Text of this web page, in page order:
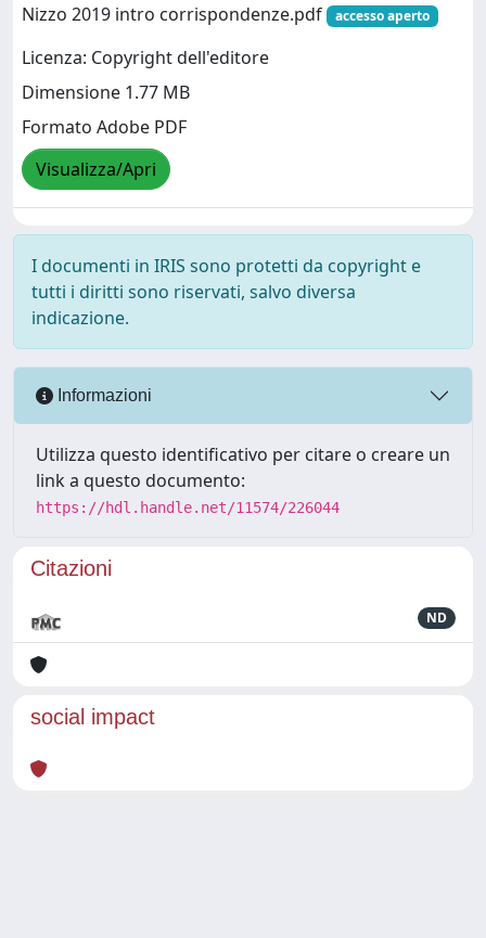
Nizzo 2019 intro corrispondenze.pdf
accesso aperto
Licenza: Copyright dell'editore
Dimensione 1.77 MB
Formato Adobe PDF
Visualizza/Apri
I documenti in IRIS sono protetti da copyright e
tutti i diritti sono riservati, salvo diversa
indicazione.
Informazioni
Utilizza questo identificativo per citare o creare un
link a questo documento:
https://hdl.handle.net/11574/226044
Citazioni
ND
social impact